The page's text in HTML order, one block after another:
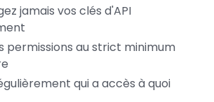
jamais vos clés d'API
permissions au strict minimum
qui a accès à quoi